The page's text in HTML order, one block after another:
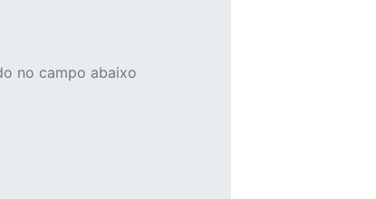
no campo abaixo